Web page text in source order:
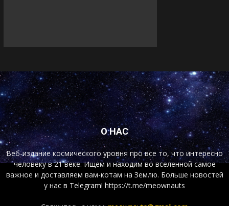
О НАС
Веб-издание космического уровня про все то, что интересно
человеку в 21 веке. Ищем и находим во вселенной самое
важное и доставляем вам-котам на Землю. Больше новостей
у нас в Telegram! https://t.me/meownauts